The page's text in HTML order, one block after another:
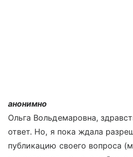
анонимно
Ольга Вольдемаровна,
ответ. Но, я пока ждала
публикацию своего вопроса